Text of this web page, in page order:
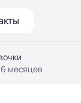
месяцев